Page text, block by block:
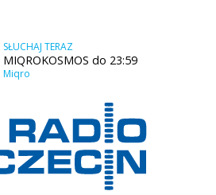
SŁUCHAJ TERAZ
MIQROKOSMOS do 23:59
Miqro